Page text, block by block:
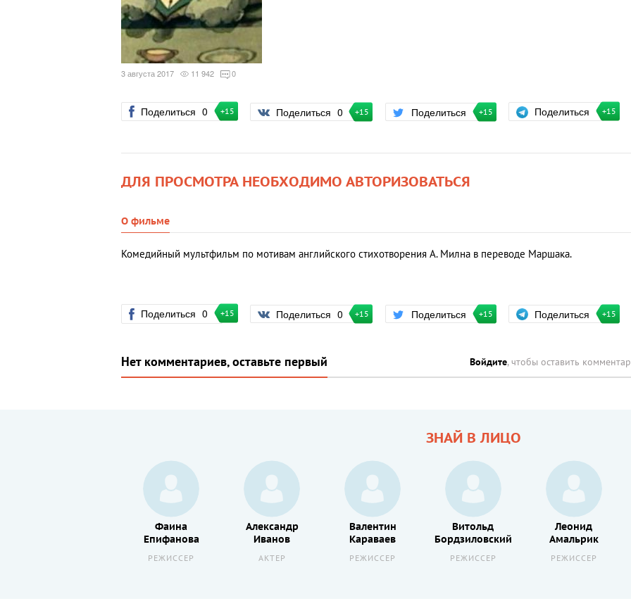
3 августа 2017 11 942 0
Поделиться 0 +15 Поделиться 0 +15 Поделиться +15 Поделиться +15
ДЛЯ ПРОСМОТРА НЕОБХОДИМО АВТОРИЗОВАТЬСЯ
О фильме
Комедийный мультфильм по мотивам английского стихотворения А. Милна в переводе Маршака.
Поделиться 0 +15 Поделиться 0 +15 Поделиться +15 Поделиться +15
Нет комментариев, оставьте первый Войдите, чтобы оставить
ЗНАЙ В ЛИЦО
Фаина
Епифанова
РЕЖИССЕР
Александр
Иванов
АКТЕР
Валентин
Караваев
РЕЖИССЕР
Витольд
Бордзиловский
РЕЖИССЕР
Леонид
Амальрик
РЕЖИССЕР